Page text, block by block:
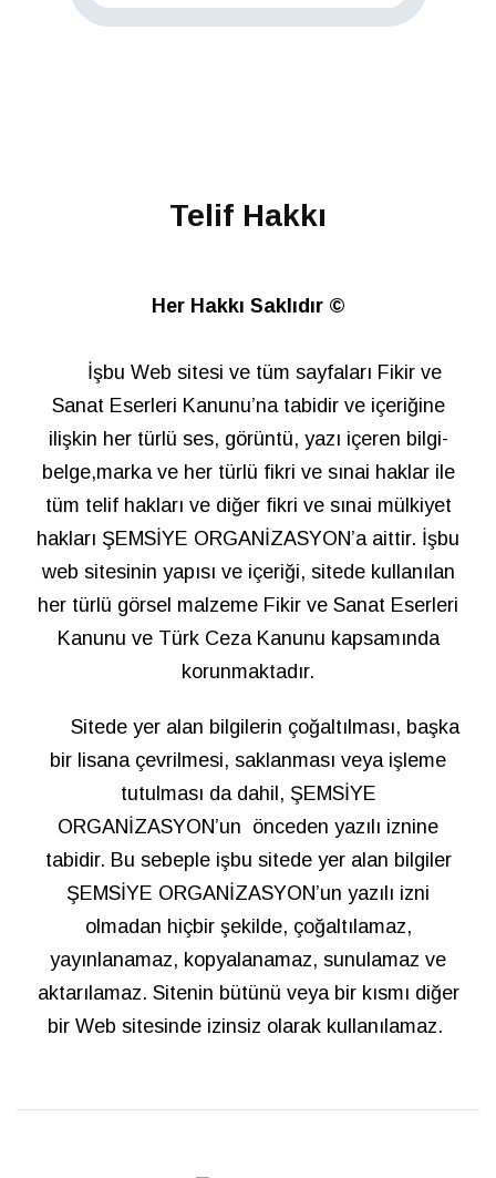
Telif Hakkı
Her Hakkı Saklıdır ©
İşbu Web sitesi ve tüm sayfaları Fikir ve
Sanat Eserleri Kanunu’na tabidir ve içeriğine
ilişkin her türlü ses, görüntü, yazı içeren bilgi-
belge,marka ve her türlü fikri ve sınai haklar ile
tüm telif hakları ve diğer fikri ve sınai mülkiyet
hakları ŞEMSİYE ORGANİZASYON’a aittir. İşbu
web sitesinin yapısı ve içeriği, sitede kullanılan
her türlü görsel malzeme Fikir ve Sanat Eserleri
Kanunu ve Türk Ceza Kanunu kapsamında
korunmaktadır.
Sitede yer alan bilgilerin çoğaltılması, başka
bir lisana çevrilmesi, saklanması veya işleme
tutulması da dahil, ŞEMSİYE
ORGANİZASYON’un önceden yazılı iznine
tabidir. Bu sebeple işbu sitede yer alan bilgiler
ŞEMSİYE ORGANİZASYON’un yazılı izni
olmadan hiçbir şekilde, çoğaltılamaz,
yayınlanamaz, kopyalanamaz, sunulamaz ve
aktarılamaz. Sitenin bütünü veya bir kısmı diğer
bir Web sitesinde izinsiz olarak kullanılamaz.